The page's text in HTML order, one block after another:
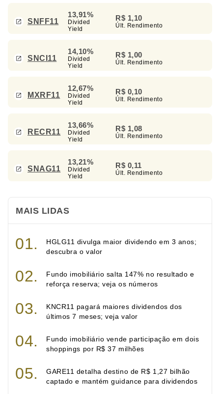
SNFF11
13,91%
Divided
Yield
R$ 1,10
Últ. Rendimento
SNCI11
14,10%
Divided
Yield
R$ 1,00
Últ. Rendimento
MXRF11
12,67%
Divided
Yield
R$ 0,10
Últ. Rendimento
RECR11
13,66%
Divided
Yield
R$ 1,08
Últ. Rendimento
SNAG11
13,21%
Divided
Yield
R$ 0,11
Últ. Rendimento
MAIS LIDAS
HGLG11 divulga maior dividendo em 3 anos;
descubra o valor
Fundo imobiliário salta 147% no resultado e
reforça reserva; veja os números
KNCR11 pagará maiores dividendos dos
últimos 7 meses; veja valor
Fundo imobiliário vende participação em dois
shoppings por R$ 37 milhões
GARE11 detalha destino de R$ 1,27 bilhão
captado e mantém guidance para dividendos